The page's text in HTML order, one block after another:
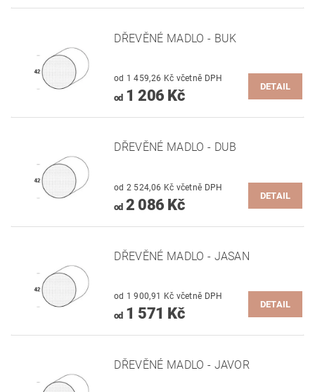
DŘEVĚNÉ MADLO - BUK
od 1 459,26 Kč včetně DPH
od1 206 Kč
DETAIL
DŘEVĚNÉ MADLO - DUB
od 2 524,06 Kč včetně DPH
od2 086 Kč
DETAIL
DŘEVĚNÉ MADLO - JASAN
od 1 900,91 Kč včetně DPH
od1 571 Kč
DETAIL
DŘEVĚNÉ MADLO - JAVOR